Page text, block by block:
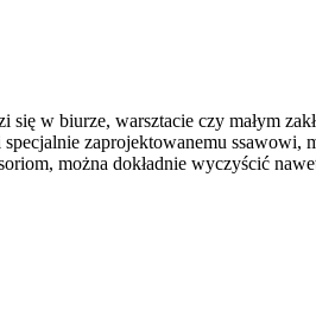
w biurze, warsztacie czy małym
zaprojektowanemu ssawowi,
można dokładnie wyczyścić